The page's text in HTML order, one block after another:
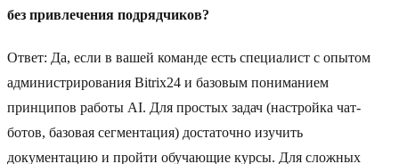
без привлечения подрядчиков?
Ответ: Да, если в вашей команде есть специалист с опытом
администрирования Bitrix24 и базовым пониманием
принципов работы AI. Для простых задач (настройка чат-
ботов, базовая сегментация) достаточно изучить
документацию и пройти обучающие курсы. Для сложных